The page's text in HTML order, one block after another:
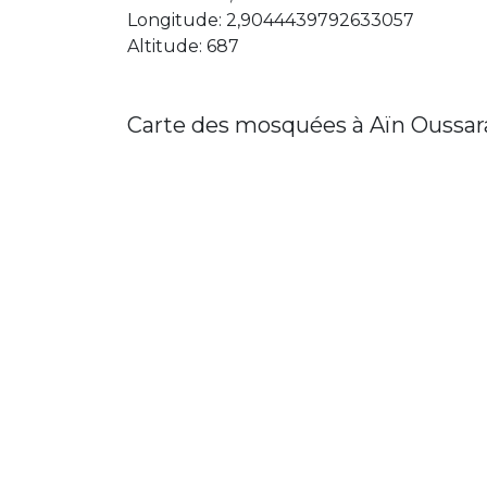
Longitude: 2,9044439792633057
Altitude: 687
Carte des mosquées à Aïn